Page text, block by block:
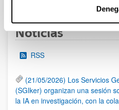
Noticias
RSS
(21/05/2026) Los Servicios
(SGIker) organizan una sesión
la IA en investigación, con la